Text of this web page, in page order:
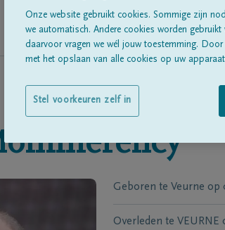
Geboren te Veurne op
Overleden te VEURNE
Onze website gebruikt cookies. Sommige zijn
we automatisch. Andere cookies worden
daarvoor vragen we wél jouw toestemming.
met het opslaan van alle cookies op uw
Stel voorkeuren zelf in